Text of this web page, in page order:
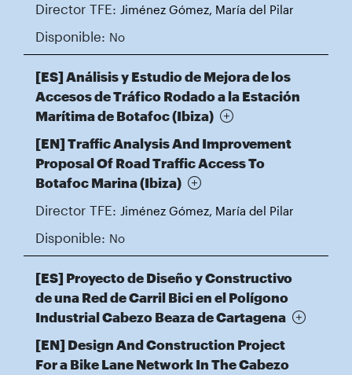
Director TFE: Jiménez Gómez, María del Pilar
Disponible: No
[ES] Análisis y Estudio de Mejora de los
Accesos de Tráfico Rodado a la Estación
Marítima de Botafoc (Ibiza)
[EN] Traffic Analysis And Improvement
Proposal Of Road Traffic Access To
Botafoc Marina (Ibiza)
Director TFE: Jiménez Gómez, María del Pilar
Disponible: No
[ES] Proyecto de Diseño y Constructivo
de una Red de Carril Bici en el Polígono
Industrial Cabezo Beaza de Cartagena
[EN] Design And Construction Project
For a Bike Lane Network In The Cabezo